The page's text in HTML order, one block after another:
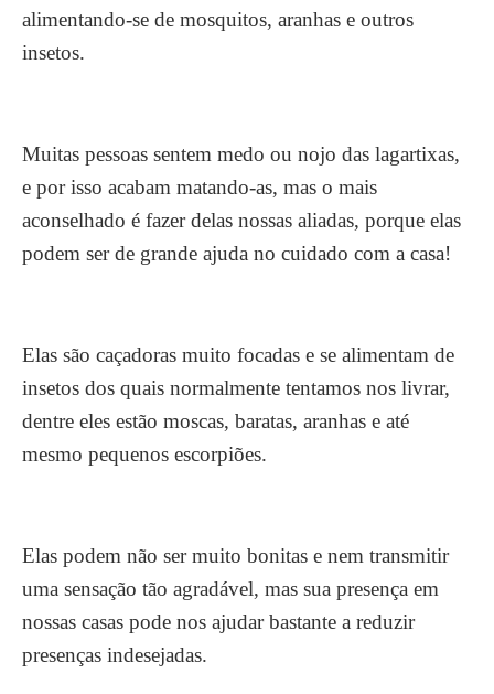
alimentando-se de mosquitos, aranhas e outros
insetos.
Muitas pessoas sentem medo ou nojo das lagartixas,
e por isso acabam matando-as, mas o mais
aconselhado é fazer delas nossas aliadas, porque elas
podem ser de grande ajuda no cuidado com a casa!
Elas são caçadoras muito focadas e se alimentam de
insetos dos quais normalmente tentamos nos livrar,
dentre eles estão moscas, baratas, aranhas e até
mesmo pequenos escorpiões.
Elas podem não ser muito bonitas e nem transmitir
uma sensação tão agradável, mas sua presença em
nossas casas pode nos ajudar bastante a reduzir
presenças indesejadas.